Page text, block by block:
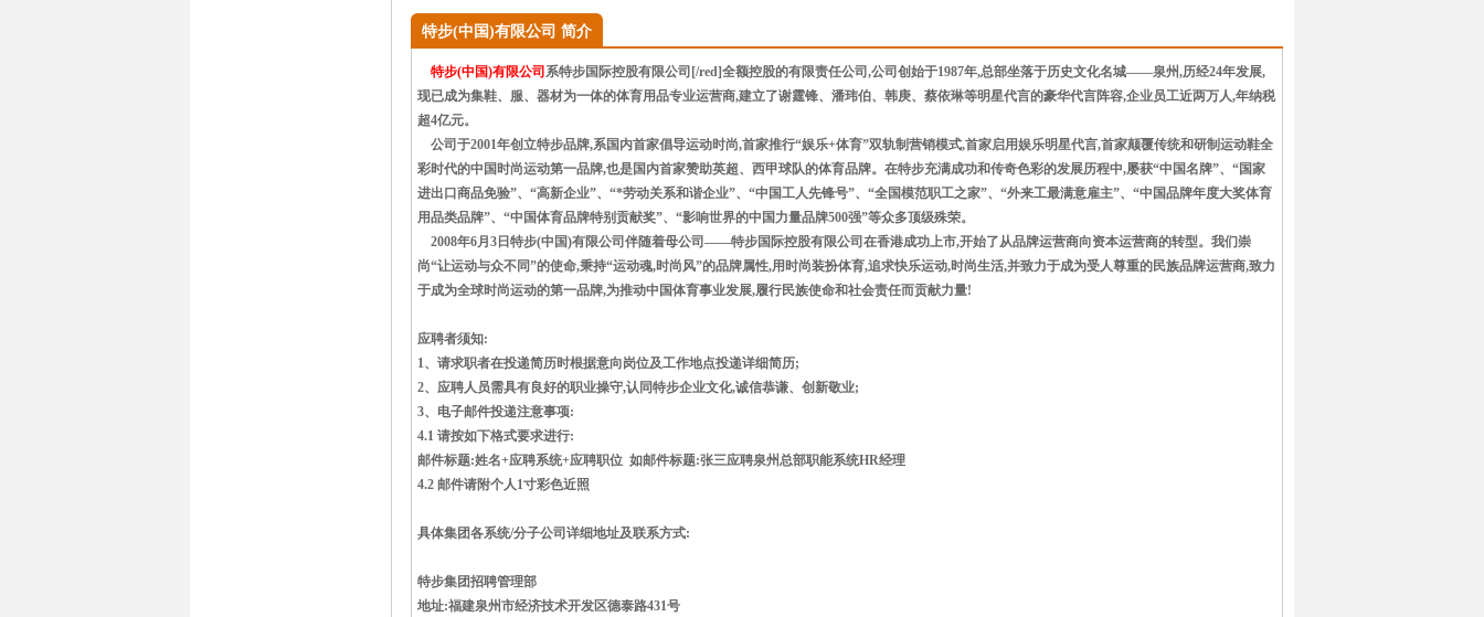
特步(中国)有限公司 简介
特步(中国)有限公司 系特步国际控股有限公司[/red]全额控股的有限责任公司,公司创始于1987年,总部坐落于历史文化名城——泉州,历经24年发展,
现已成为集鞋、服、器材为一体的体育用品专业运营商,建立了谢霆锋、潘玮伯、韩庚、蔡依琳等明星代言的豪华代言阵容,企业员工近两万人,年纳税
超4亿元。
公司于2001年创立特步品牌,系国内首家倡导运动时尚,首家推行“娱乐+体育”双轨制营销模式,首家启用娱乐明星代言,首家颠覆传统和研制运动鞋全
彩时代的中国时尚运动第一品牌,也是国内首家赞助英超、西甲球队的体育品牌。在特步充满成功和传奇色彩的发展历程中,屡获“中国名牌”、“国家
进出口商品免验”、“高新企业”、“*劳动关系和谐企业”、“中国工人先锋号”、“全国模范职工之家”、“外来工最满意雇主”、“中国品牌年度大奖体育
用品类品牌”、“中国体育品牌特别贡献奖”、“影响世界的中国力量品牌500强”等众多顶级殊荣。
2008年6月3日特步(中国)有限公司伴随着母公司——特步国际控股有限公司在香港成功上市,开始了从品牌运营商向资本运营商的转型。我们崇
尚“让运动与众不同”的使命,秉持“运动魂,时尚风”的品牌属性,用时尚装扮体育,追求快乐运动,时尚生活,并致力于成为受人尊重的民族品牌运营商,致力
于成为全球时尚运动的第一品牌,为推动中国体育事业发展,履行民族使命和社会责任而贡献力量!
应聘者须知:
1、请求职者在投递简历时根据意向岗位及工作地点投递详细简历;
2、应聘人员需具有良好的职业操守,认同特步企业文化,诚信恭谦、创新敬业;
3、电子邮件投递注意事项:
4.1 请按如下格式要求进行:
邮件标题:姓名+应聘系统+应聘职位 如邮件标题:张三应聘泉州总部职能系统HR经理
4.2 邮件请附个人1寸彩色近照
具体集团各系统/分子公司详细地址及联系方式:
特步集团招聘管理部
地址:福建泉州市经济技术开发区德泰路431号